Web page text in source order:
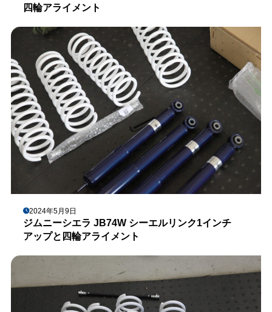
四輪アライメント
2024年5月9日
ジムニーシエラ JB74W シーエルリンク1インチ
アップと四輪アライメント